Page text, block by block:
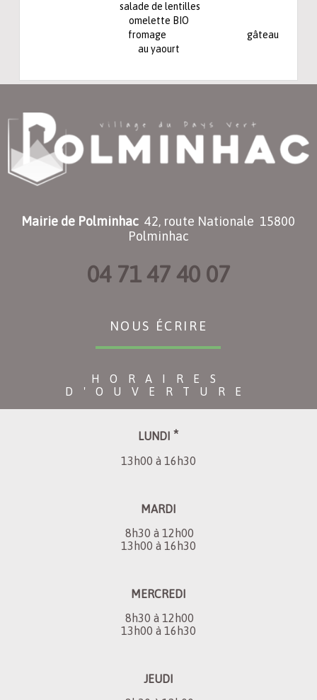
salade de lentilles
omelette BIO
fromage gâteau
au yaourt
Mairie de Polminhac 42, route Nationale 15800
Polminhac
04 71 47 40 07
NOUS ÉCRIRE
HORAIRES
D'OUVERTURE
LUNDI *
13h00 à 16h30
MARDI
8h30 à 12h00
13h00 à 16h30
MERCREDI
8h30 à 12h00
13h00 à 16h30
JEUDI